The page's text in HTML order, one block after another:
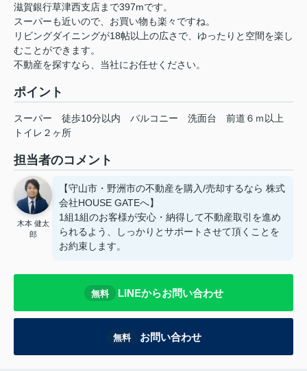
滋賀銀行草津西支店まで397mです。
スーパーも近いので、お買い物も楽々ですね。
リビングダイニングが18帖以上の広さで、ゆったりと空間を楽し
むことができます。
不動産を探すなら、当社にお任せください。
ポイント
スーパー 徒歩10分以内 バルコニー 洗面台
前道６ｍ以上
トイレ２ヶ所
担当者のコメント
木本 健太
郎
【守山市・野洲市の不動産を購入/売却するなら 株式
会社HOUSE GATEへ】
1組1組のお客様が安心・納得して不動産取引を進め
られるよう、しっかりとサポートさせて頂くことを
お約束します。
無料 LINEからお問い合わせ
無料 お問い合わせ